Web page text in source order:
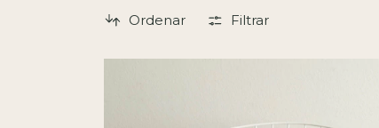
Ordenar Filtrar